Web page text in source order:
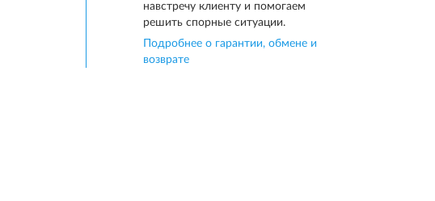
навстречу клиенту и помогаем
решить спорные ситуации.
Подробнее о гарантии, обмене и
возврате